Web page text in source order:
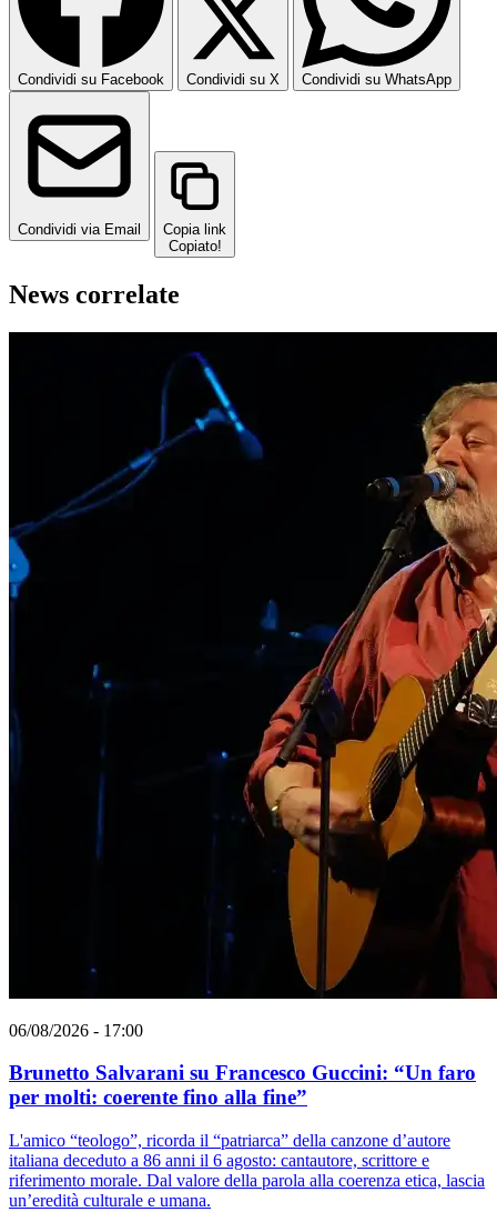
Condividi su Facebook Condividi su X Condividi su WhatsApp
Condividi via Email
Copia link
Copiato!
News correlate
06/08/2026 - 17:00
Brunetto Salvarani su Francesco Guccini: “Un faro
per molti: coerente fino alla fine”
L'amico “teologo”, ricorda il “patriarca” della canzone d’autore
italiana deceduto a 86 anni il 6 agosto: cantautore, scrittore e
riferimento morale. Dal valore della parola alla coerenza etica, lascia
un’eredità culturale e umana.